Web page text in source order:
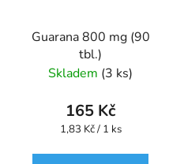
Guarana 800 mg (90
tbl.)
Skladem (3 ks)
165 Kč
Měrná
1,83 Kč / 1 ks